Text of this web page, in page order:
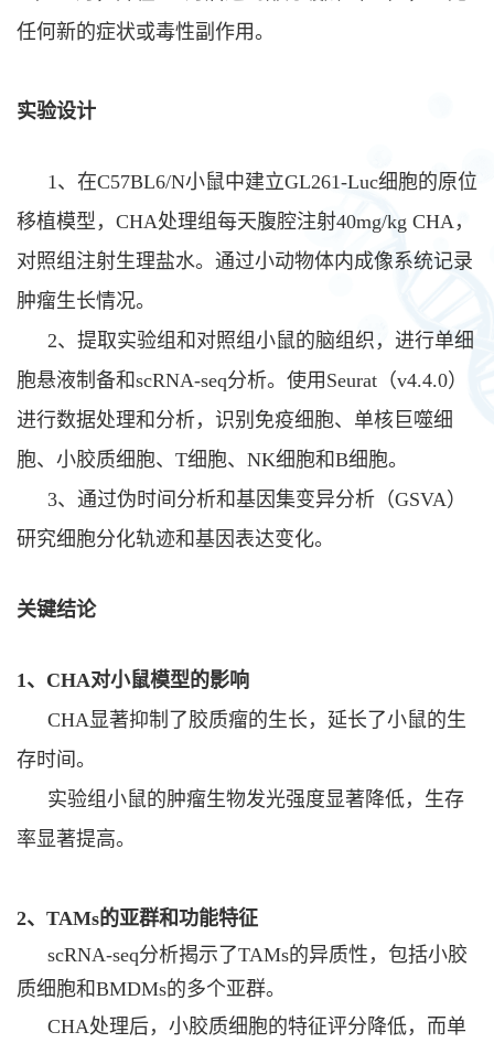
任何新的症状或毒性副作用。
实验设计
1 、 在C57BL6/N小鼠中建立GL261-Luc细胞的原位
移植模型， CHA处理组每天腹腔注射40mg/kg CHA ，
对照组注射生理盐水。通过小动物体内成像系统记录
肿瘤生长情况。
2、 提取实验组和对照组小鼠的脑组织，进行单细
胞悬液制备和scRNA-seq分析。使用 Seurat （v4.4.0）
进行数据处理和分析，识别免疫细胞、单核巨噬细
胞、小胶质细胞、 T细胞、 NK细胞和B细胞。
3、 通过伪时间分析和基因集变异分析（GSVA）
研究细胞分化轨迹和基因表达变化。
关键结论
1 、 CHA对小鼠模型的影响
CHA 显著抑制了胶质瘤的生长，延长了小鼠的生
存时间。
实验组小鼠的肿瘤生物发光强度显著降低，生存
率显著提高。
2、TAMs的亚群和功能特征
scRNA-seq分析揭示了TAMs的异质性，包括小胶
质细胞和BMDMs的多个亚群。
CHA处理后，小胶质细胞的特征评分降低，而单